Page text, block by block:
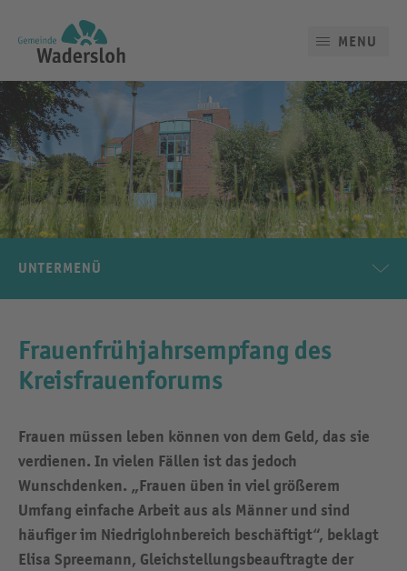
MENU
UNTERMENÜ
Frauenfrühjahrsempfang des
Kreisfrauenforums
Frauen müssen leben können von dem Geld, das sie
verdienen. In vielen Fällen ist das jedoch
Wunschdenken. „Frauen üben in viel größerem
Umfang einfache Arbeit aus als Männer und sind
häufiger im Niedriglohnbereich beschäftigt“, beklagt
Elisa Spreemann, Gleichstellungsbeauftragte der